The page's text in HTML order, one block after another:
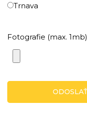
Trnava
Fotografie (max. 1mb)